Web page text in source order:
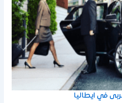
في ايطاليا